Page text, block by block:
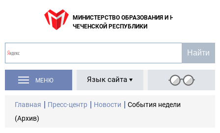
МИНИСТЕРСТВО ОБРАЗОВАНИЯ И НАУКИ
ЧЕЧЕНСКОЙ РЕСПУБЛИКИ
МЕНЮ Язык сайта
Главная Пресс-центр Новости
События недели
(Архив)